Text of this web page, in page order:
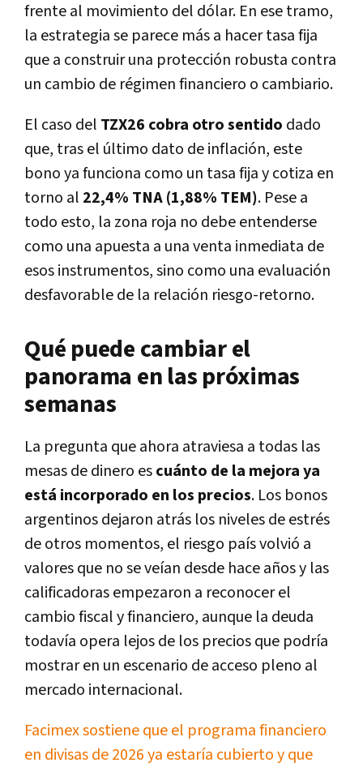
frente al movimiento del dólar. En ese tramo,
la estrategia se parece más a hacer tasa fija
que a construir una protección robusta contra
un cambio de régimen financiero o cambiario.
El caso del TZX26 cobra otro sentido dado
que, tras el último dato de inflación, este
bono ya funciona como un tasa fija y cotiza en
torno al 22,4% TNA (1,88% TEM). Pese a
todo esto, la zona roja no debe entenderse
como una apuesta a una venta inmediata de
esos instrumentos, sino como una evaluación
desfavorable de la relación riesgo-retorno.
Qué puede cambiar el
panorama en las próximas
semanas
La pregunta que ahora atraviesa a todas las
mesas de dinero escuánto de la mejora ya
está incorporado en los precios. Los bonos
argentinos dejaron atrás los niveles de estrés
de otros momentos, el riesgo país volvió a
valores que no se veían desde hace años y las
calificadoras empezaron a reconocer el
cambio fiscal y financiero, aunque la deuda
todavía opera lejos de los precios que podría
mostrar en un escenario de acceso pleno al
mercado internacional.
Facimex sostiene que el programa financiero
en divisas de 2026 ya estaría cubierto y que